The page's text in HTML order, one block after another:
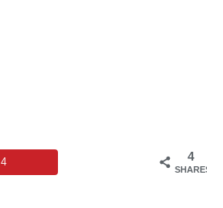
4
SHARES
4